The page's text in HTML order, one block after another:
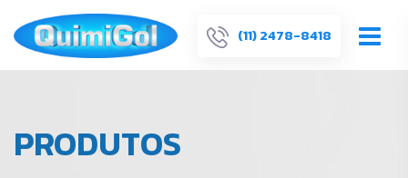
(11) 2478-8418
PRODUTOS